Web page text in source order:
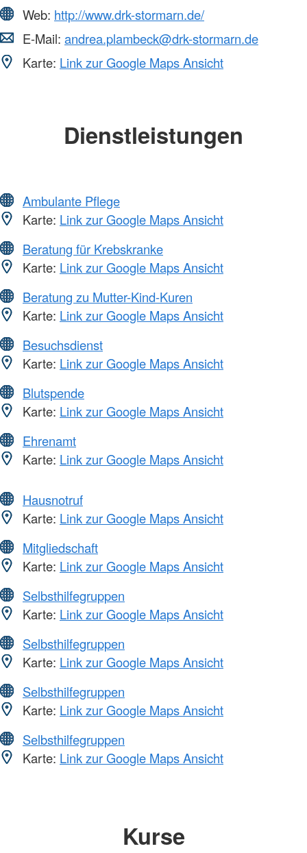
Web: http://www.drk-stormarn.de/
E-Mail: andrea.plambeck@drk-stormarn.de
Karte: Link zur Google Maps Ansicht
Dienstleistungen
Ambulante Pflege
Karte: Link zur Google Maps Ansicht
Beratung für Krebskranke
Karte: Link zur Google Maps Ansicht
Beratung zu Mutter-Kind-Kuren
Karte: Link zur Google Maps Ansicht
Besuchsdienst
Karte: Link zur Google Maps Ansicht
Blutspende
Karte: Link zur Google Maps Ansicht
Ehrenamt
Karte: Link zur Google Maps Ansicht
Hausnotruf
Karte: Link zur Google Maps Ansicht
Mitgliedschaft
Karte: Link zur Google Maps Ansicht
Selbsthilfegruppen
Karte: Link zur Google Maps Ansicht
Selbsthilfegruppen
Karte: Link zur Google Maps Ansicht
Selbsthilfegruppen
Karte: Link zur Google Maps Ansicht
Selbsthilfegruppen
Karte: Link zur Google Maps Ansicht
Kurse